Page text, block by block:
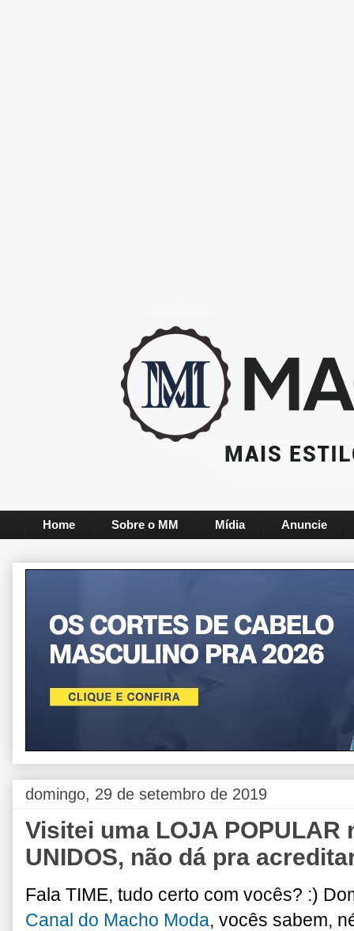
Home Sobre o MM Mídia Anuncie
domingo, 29 de setembro de 2019
Visitei uma LOJA POPULAR
UNIDOS, não dá pra
Fala TIME, tudo certo com vocês? :)
Canal do Macho Moda, vocês sabem,